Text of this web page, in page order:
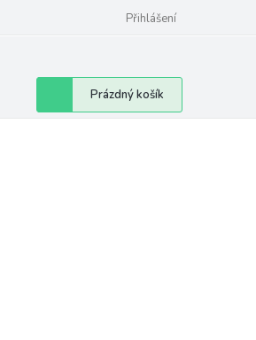
Přihlášení
Nákupní
košík
Prázdný košík